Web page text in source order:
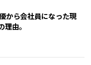
から会社員になった現
由。